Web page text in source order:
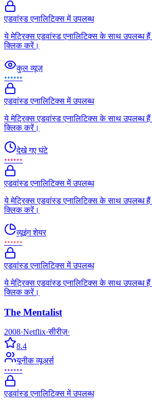
एडवांस्ड एनालिटिक्स में उपलब्ध
ये मेट्रिक्स एडवांस्ड एनालिटिक्स के साथ उपलब्ध
क्लिक करें।
कुल व्यूज़
••••••
एडवांस्ड एनालिटिक्स में उपलब्ध
ये मेट्रिक्स एडवांस्ड एनालिटिक्स के साथ उपलब्ध
क्लिक करें।
देखे गए घंटे
••••••
एडवांस्ड एनालिटिक्स में उपलब्ध
ये मेट्रिक्स एडवांस्ड एनालिटिक्स के साथ उपलब्ध
क्लिक करें।
व्यूइंग शेयर
••••••
एडवांस्ड एनालिटिक्स में उपलब्ध
ये मेट्रिक्स एडवांस्ड एनालिटिक्स के साथ उपलब्ध
क्लिक करें।
The Mentalist
2008·Netflix·सीरीज़·
8.4
यूनीक व्यूअर्स
••••••
एडवांस्ड एनालिटिक्स में उपलब्ध